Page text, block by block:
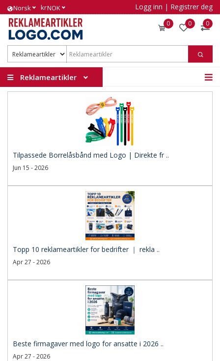
Norsk krNOK Logg inn | Registrer deg
0 0 0
Reklameartikler
Tilpassede Borrelåsbånd med Logo | Direkte fr ..
Jun 15 - 2026
Topp 10 reklameartikler for bedrifter ｜ rekla ..
Apr 27 - 2026
Beste firmagaver med logo for ansatte i 2026 ..
Apr 27 - 2026